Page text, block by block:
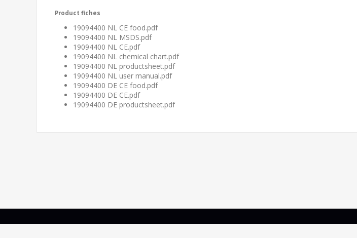
Product fiches
19094400 NL CE food.pdf
19094400 NL MSDS.pdf
19094400 NL CE.pdf
19094400 NL chemical chart.pdf
19094400 NL productsheet.pdf
19094400 NL user manual.pdf
19094400 DE CE food.pdf
19094400 DE CE.pdf
19094400 DE productsheet.pdf